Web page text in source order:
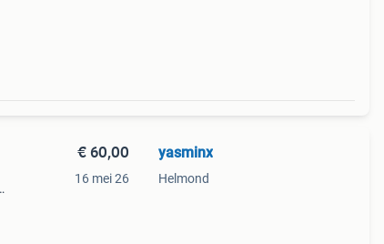
€ 60,00
16 mei 26
yasminx
Helmond